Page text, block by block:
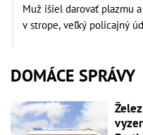
Muž išiel darovať plazmu
v strope, veľký policajný
DOMÁCE SPRÁVY